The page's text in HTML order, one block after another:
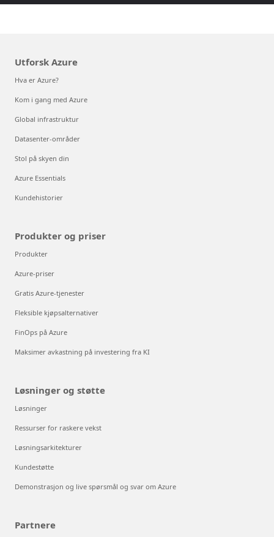
Utforsk Azure
Hva er Azure?
Kom i gang med Azure
Global infrastruktur
Datasenter-områder
Stol på skyen din
Azure Essentials
Kundehistorier
Produkter og priser
Produkter
Azure-priser
Gratis Azure-tjenester
Fleksible kjøpsalternativer
FinOps på Azure
Maksimer avkastning på investering fra KI
Løsninger og støtte
Løsninger
Ressurser for raskere vekst
Løsningsarkitekturer
Kundestøtte
Demonstrasjon og live spørsmål og svar om Azure
Partnere